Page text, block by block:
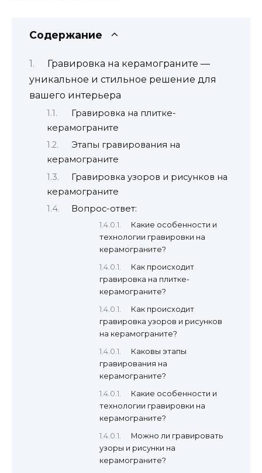
Содержание
Гравировка на керамограните —
уникальное и стильное решение для
вашего интерьера
Гравировка на плитке-
керамограните
Этапы гравирования на
керамограните
Гравировка узоров и рисунков на
керамограните
Вопрос-ответ:
Какие особенности и
технологии гравировки на
керамограните?
Как происходит
гравировка на плитке-
керамограните?
Как происходит
гравировка узоров и рисунков
на керамограните?
Каковы этапы
гравирования на
керамограните?
Какие особенности и
технологии гравировки на
керамограните?
Можно ли гравировать
узоры и рисунки на
керамограните?